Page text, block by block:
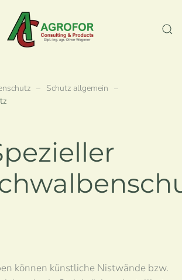
springen
Schutz allgemein
können künstliche Nistwände bzw.